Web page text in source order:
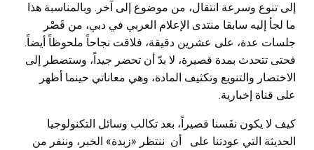
إلى تنوع وسرعة انتقال، من موضوع إلى آخر. وبالمناسبة هذا
ما لجأ إليه سابقا منتدى الإعلام العربي في دبي، من قَصْر
جلسات عدة، على عشرين دقيقة، فلاقت نجاحاً ملحوظاً أيضاً.
فحتى تتحدث بمدة قصيرة، لا بدّ أن تحضر جيداً، وستضطر إلى
الاختصار والتنويع وتكثيف المادة، وهي معاناتي حينما أظهر
على قناة إخبارية.
كيف لا يكون نفَسنا قصيراً، بعد تكالب وسائل التكنولوجيا
الحديثة التي عودتنا على أن ننتظر «زبدة» الخبر، وننفر من